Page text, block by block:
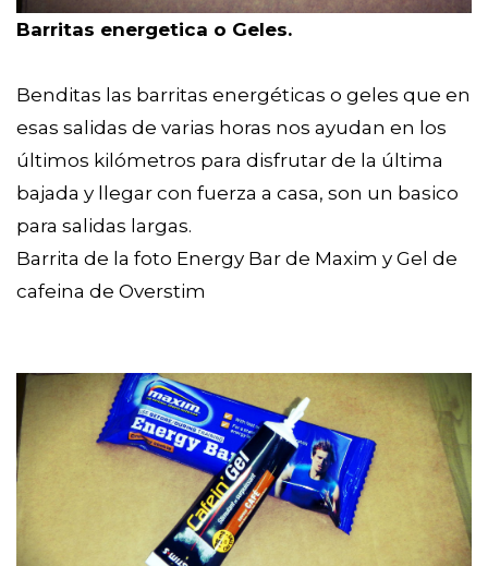
Barritas energetica o Geles.
Benditas las barritas energéticas o geles que en
esas salidas de varias horas nos ayudan en los
últimos kilómetros para disfrutar de la última
bajada y llegar con fuerza a casa, son un basico
para salidas largas.
Barrita de la foto Energy Bar de Maxim y Gel de
cafeina de Overstim